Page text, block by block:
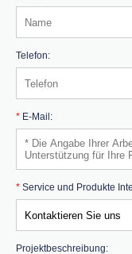
Telefon:
* E-Mail:
* Service und Produkte
Projektbeschreibung: